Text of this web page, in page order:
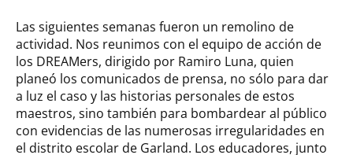
Las siguientes semanas fueron un remolino de
actividad. Nos reunimos con el equipo de acción de
los DREAMers, dirigido por Ramiro Luna, quien
planeó los comunicados de prensa, no sólo para dar
a luz el caso y las historias personales de estos
maestros, sino también para bombardear al público
con evidencias de las numerosas irregularidades en
el distrito escolar de Garland. Los educadores, junto